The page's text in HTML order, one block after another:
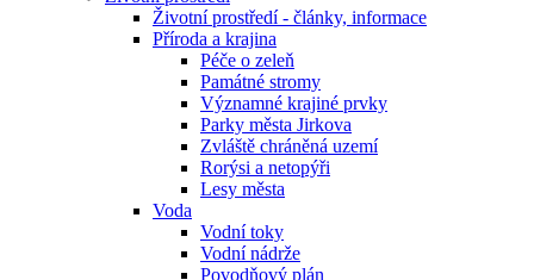
Životní prostředí - články, informace
Příroda a krajina
Péče o zeleň
Památné stromy
Významné krajiné prvky
Parky města Jirkova
Zvláště chráněná uzemí
Rorýsi a netopýři
Lesy města
Voda
Vodní toky
Vodní nádrže
Povodňový plán